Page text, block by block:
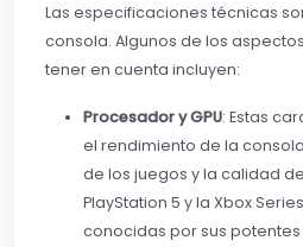
Las especificaciones técnicas
consola. Algunos de los
tener en cuenta incluyen:
Procesador y GPU: Estas
el rendimiento de la
de los juegos y la calidad
PlayStation 5 y la Xbox
conocidas por sus